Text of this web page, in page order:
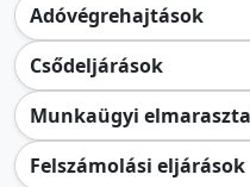
Adóvégrehajtások
Csődeljárások
Munkaügyi
Felszámolási eljárások